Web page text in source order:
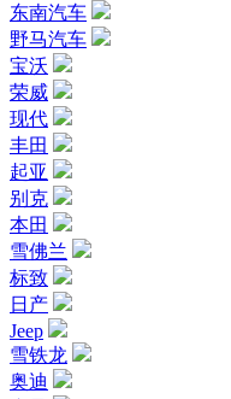
东南汽车
野马汽车
宝沃
荣威
现代
丰田
起亚
别克
本田
雪佛兰
标致
日产
Jeep
雪铁龙
奥迪